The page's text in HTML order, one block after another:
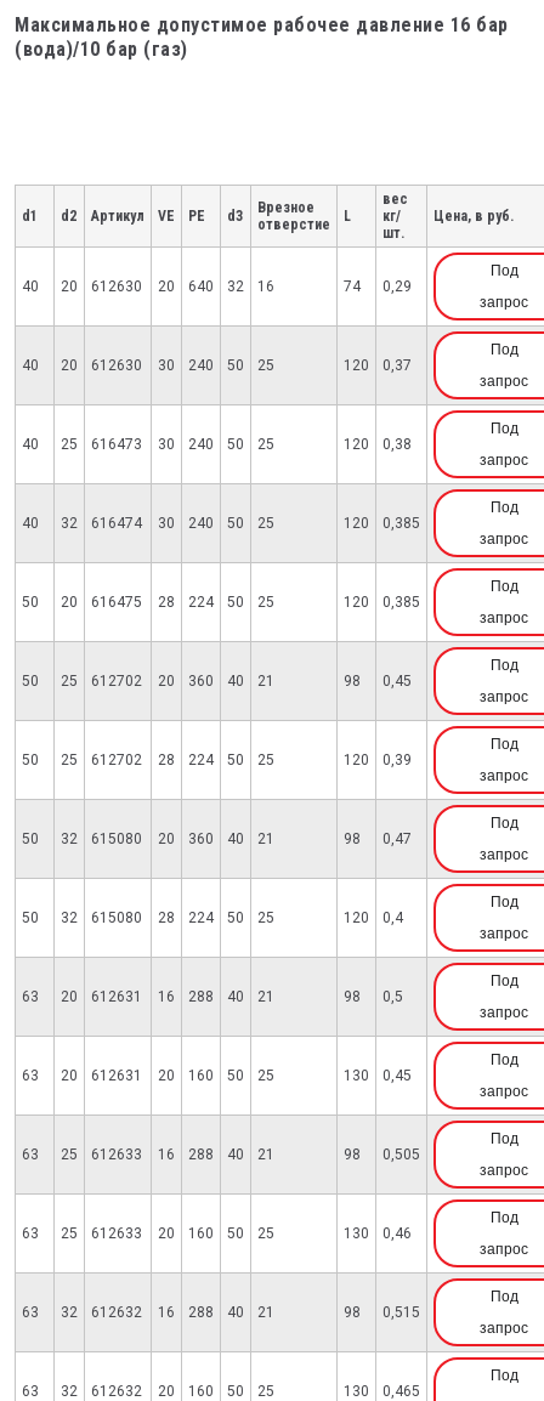
Максимальное допустимое рабочее давление 16 бар
(вода)/10 бар (газ)
d1 d2 Артикул VE PE d3
Врезное
отверстие
L
вес
кг/
шт.
Цена, в руб.
40 20 612630 20 640 32 16 74 0,29
Под
запрос
40 20 612630 30 240 50 25 120 0,37
Под
запрос
40 25 616473 30 240 50 25 120 0,38
Под
запрос
40 32 616474 30 240 50 25 120 0,385
Под
запрос
50 20 616475 28 224 50 25 120 0,385
Под
запрос
50 25 612702 20 360 40 21 98 0,45
Под
запрос
50 25 612702 28 224 50 25 120 0,39
Под
запрос
50 32 615080 20 360 40 21 98 0,47
Под
запрос
50 32 615080 28 224 50 25 120 0,4
Под
запрос
63 20 612631 16 288 40 21 98 0,5
Под
запрос
63 20 612631 20 160 50 25 130 0,45
Под
запрос
63 25 612633 16 288 40 21 98 0,505
Под
запрос
63 25 612633 20 160 50 25 130 0,46
Под
запрос
63 32 612632 16 288 40 21 98 0,515
Под
запрос
63 32 612632 20 160 50 25 130 0,465
Под